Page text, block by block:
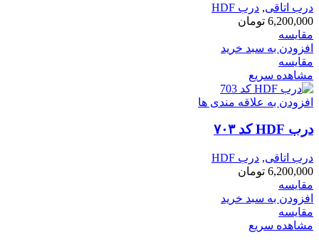
درب اتاقی, درب HDF
6,200,000 تومان
مقایسه
افزودن به سبد خرید
مقایسه
مشاهده سریع
افزودن به علاقه مندی ها
درب HDF کد ۷۰۳
درب اتاقی, درب HDF
6,200,000 تومان
مقایسه
افزودن به سبد خرید
مقایسه
مشاهده سریع